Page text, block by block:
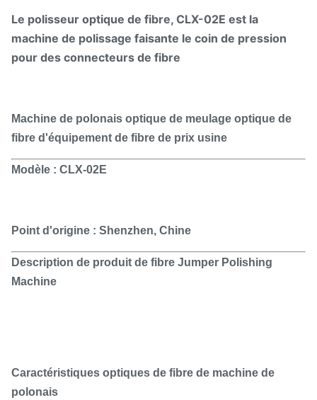
Le polisseur optique de fibre, CLX-02E est la
machine de polissage faisante le coin de pression
pour des connecteurs de fibre
Machine de polonais optique de meulage optique de
fibre d'équipement de fibre de prix usine
Modèle : CLX-02E
Point d'origine : Shenzhen, Chine
Description de produit de fibre Jumper Polishing
Machine
Caractéristiques optiques de fibre de machine de
polonais